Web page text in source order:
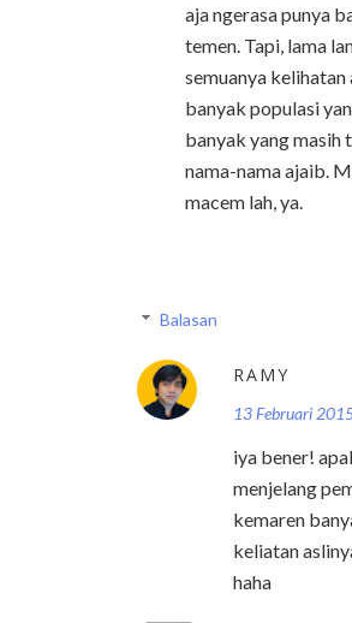
aja ngerasa punya
temen. Tapi, lama
semuanya kelihatan
banyak populasi
banyak yang masih
nama-nama ajaib.
macem lah, ya.
Balasan
RAMY
13 Februari
iya bener!
menjelang
kemaren
keliatan
haha